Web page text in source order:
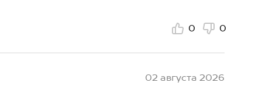
0 0
02 августа 2026